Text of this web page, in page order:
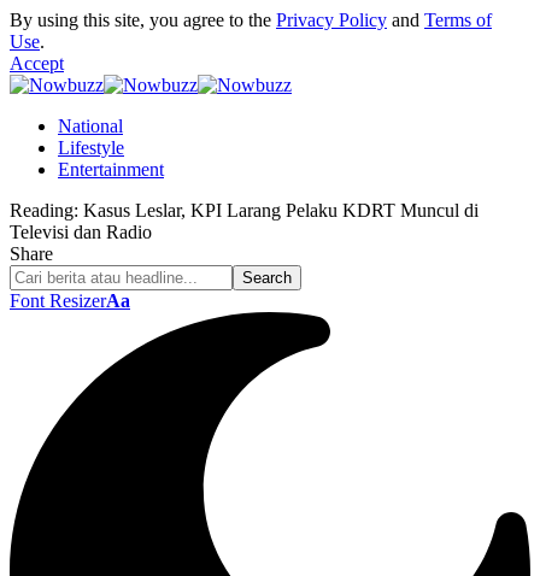
By using this site, you agree to the Privacy Policy and Terms of
Use.
Accept
National
Lifestyle
Entertainment
Reading: Kasus Leslar, KPI Larang Pelaku KDRT Muncul di
Televisi dan Radio
Share
Font ResizerAa